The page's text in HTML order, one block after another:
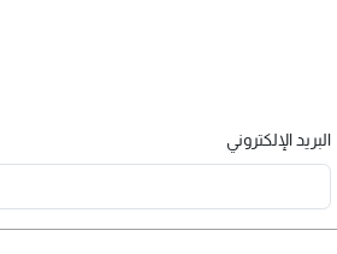
البريد الإلكتروني